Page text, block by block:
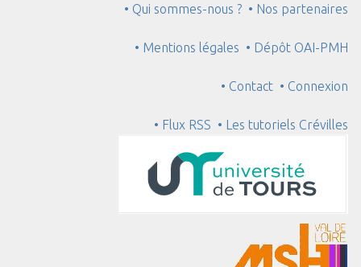
• Qui sommes-nous ? • Nos partenaires
• Mentions légales • Dépôt OAI-PMH
• Contact • Connexion
• Flux RSS • Les tutoriels Crévilles